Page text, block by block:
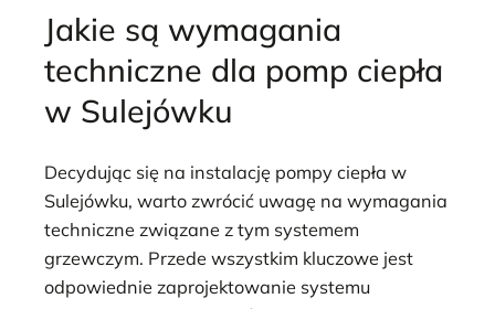
Jakie są wymagania
techniczne dla pomp ciepła
w Sulejówku
Decydując się na instalację pompy ciepła w
Sulejówku, warto zwrócić uwagę na wymagania
techniczne związane z tym systemem
grzewczym. Przede wszystkim kluczowe jest
odpowiednie zaprojektowanie systemu